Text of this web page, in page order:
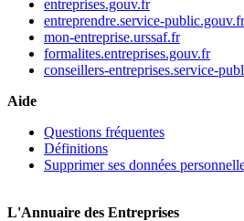
entreprises.gouv.fr
entreprendre.service-public.gouv.fr
mon-entreprise.urssaf.fr
formalites.entreprises.gouv.fr
conseillers-entreprises.service-
Aide
Questions fréquentes
Définitions
Supprimer ses données
L'Annuaire des Entreprises